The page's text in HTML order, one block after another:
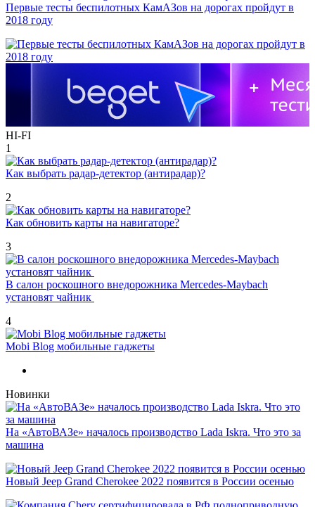
Первые тесты беспилотных КамАЗов на дорогах пройдут в
2018 году
HI-FI
1
Как выбрать радар-детектор (антирадар)?
2
Как обновить карты на навигаторе?
3
В салон роскошного внедорожника Mercedes-Maybach
установят чайник
4
Mobi Blog мобильные гаджеты
Новинки
На «АвтоВАЗе» началось производство Lada Iskra. Что это за
машина
Новый Jeep Grand Cherokee 2022 появится в России осенью